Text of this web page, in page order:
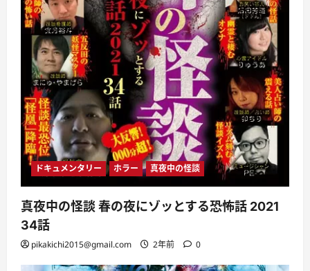
ドキュメンタリー ホラー 真夜中の怪談
真夜中の怪談 春の夜にゾッとする恐怖話 2021
34話
pikakichi2015@gmail.com 2年前 0